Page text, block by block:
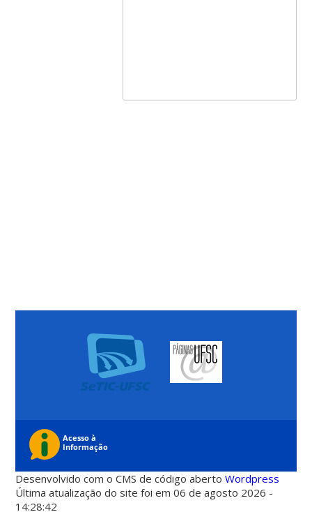
Desenvolvido com o CMS de código abertoWordpress
Última atualização do site foi em 06 de agosto 2026 -
14:28:42